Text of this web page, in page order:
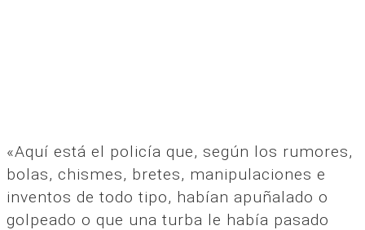
«Aquí está el policía que, según los rumores,
bolas, chismes, bretes, manipulaciones e
inventos de todo tipo, habían apuñalado o
golpeado o que una turba le había pasado